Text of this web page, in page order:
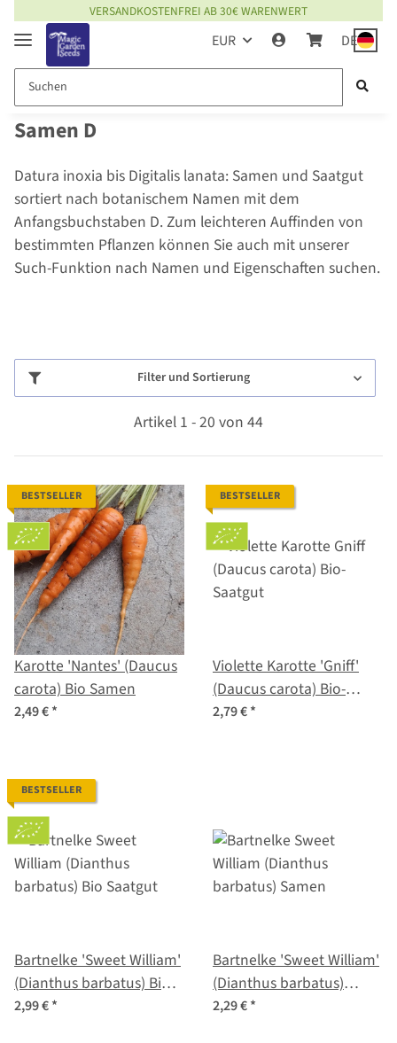
VERSANDKOSTENFREI AB 30€ WARENWERT
EUR DE
Samen D
Datura inoxia bis Digitalis lanata: Samen und Saatgut
sortiert nach botanischem Namen mit dem
Anfangsbuchstaben D. Zum leichteren Auffinden von
bestimmten Pflanzen können Sie auch mit unserer
Such-Funktion nach Namen und Eigenschaften suchen.
Filter und Sortierung
Artikel 1 - 20 von 44
BESTSELLER
Karotte 'Nantes' (Daucus
carota) Bio Samen
2,49 €*
BESTSELLER
Violette Karotte 'Gniff'
(Daucus carota) Bio-
Saatgut
2,79 €*
BESTSELLER
Bartnelke 'Sweet William'
(Dianthus barbatus) Bio
Saatgut
2,99 €*
Bartnelke 'Sweet William'
(Dianthus barbatus)
Samen
2,29 €*